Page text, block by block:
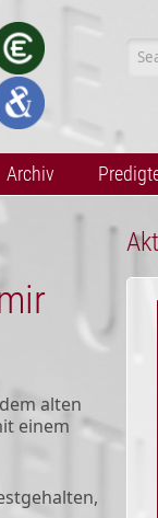
Archiv
alten
einem